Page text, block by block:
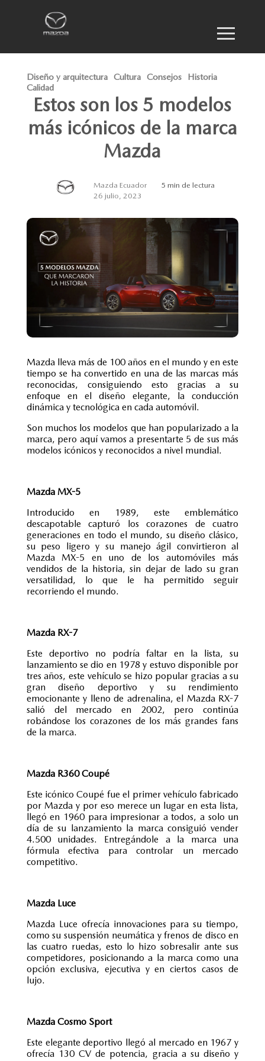
Diseño y arquitectura Cultura Consejos
Historia
Calidad
Estos son los 5 modelos
más icónicos de la marca
Mazda
Mazda Ecuador
26 julio, 2023
5 min de lectura
Mazda lleva más de 100 años en el mundo y en este
tiempo se ha convertido en una de las marcas más
reconocidas, consiguiendo esto gracias a su
enfoque en el diseño elegante, la conducción
dinámica y tecnológica en cada automóvil.
Son muchos los modelos que han popularizado a la
marca, pero aquí vamos a presentarte 5 de sus más
modelos icónicos y reconocidos a nivel mundial.
Mazda MX-5
Introducido en 1989, este emblemático
descapotable capturó los corazones de cuatro
generaciones en todo el mundo, su diseño clásico,
su peso ligero y su manejo ágil convirtieron al
Mazda MX-5 en uno de los automóviles más
vendidos de la historia, sin dejar de lado su gran
versatilidad, lo que le ha permitido seguir
recorriendo el mundo.
Mazda RX-7
Este deportivo no podría faltar en la lista, su
lanzamiento se dio en 1978 y estuvo disponible por
tres años, este vehículo se hizo popular gracias a su
gran diseño deportivo y su rendimiento
emocionante y lleno de adrenalina, el Mazda RX-7
salió del mercado en 2002, pero continúa
robándose los corazones de los más grandes fans
de la marca.
Mazda R360 Coupé
Este icónico Coupé fue el primer vehículo fabricado
por Mazda y por eso merece un lugar en esta lista,
llegó en 1960 para impresionar a todos, a solo un
día de su lanzamiento la marca consiguió vender
4.500 unidades. Entregándole a la marca una
fórmula efectiva para controlar un mercado
competitivo.
Mazda Luce
Mazda Luce ofrecía innovaciones para su tiempo,
como su suspensión neumática y frenos de disco en
las cuatro ruedas, esto lo hizo sobresalir ante sus
competidores, posicionando a la marca como una
opción exclusiva, ejecutiva y en ciertos casos de
lujo.
Mazda Cosmo Sport
Este elegante deportivo llegó al mercado en 1967 y
ofrecía 130 CV de potencia, gracia a su diseño y